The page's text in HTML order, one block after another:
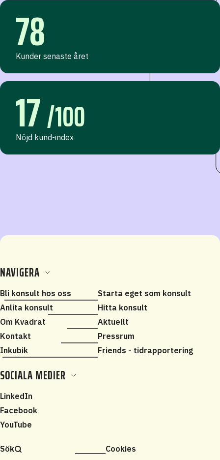
78
Kunder senaste året
17/100
Nöjd kund-index
NAVIGERA
Bli konsult hos oss
Starta eget som konsult
Anlita konsult
Hitta konsult
Om Kvadrat
Aktuellt
Kontakt
Pressrum
Inkubik
Friends - tidrapportering
SOCIALA MEDIER
LinkedIn
Facebook
YouTube
Sök Cookies